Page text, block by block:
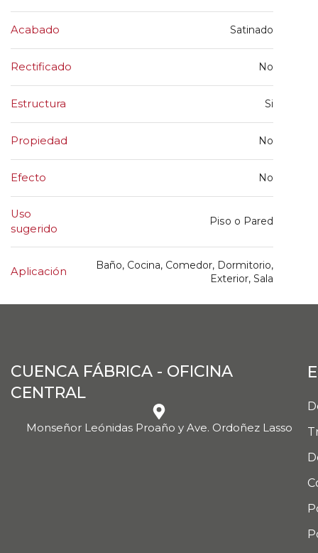
Acabado Satinado
Rectificado No
Estructura Si
Propiedad No
Efecto No
Uso
sugerido
Piso o Pared
Aplicación
Baño, Cocina, Comedor, Dormitorio,
Exterior, Sala
CUENCA FÁBRICA - OFICINA
CENTRAL
Monseñor Leónidas Proaño y Ave. Ordoñez Lasso